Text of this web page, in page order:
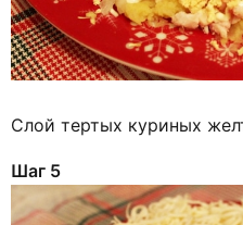
Слой тертых куриных
Шаг 5